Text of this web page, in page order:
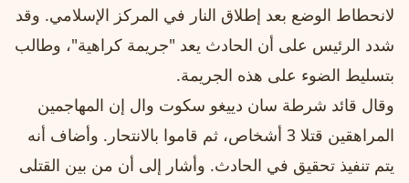
لانحطاط الوضع بعد إطلاق النار في المركز الإسلامي. وقد
شدد الرئيس على أن الحادث يعد "جريمة كراهية"، وطالب
بتسليط الضوء على هذه الجريمة.
وقال قائد شرطة سان دييغو سكوت وال إن المهاجمين
المراهقين قتلا 3 أشخاص، ثم قاموا بالانتحار. وأضاف أنه
يتم تنفيذ تحقيق في الحادث. وأشار إلى أن من بين القتلى